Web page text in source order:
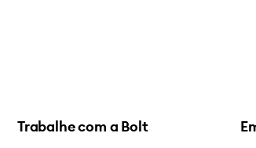
Trabalhe com a Bolt